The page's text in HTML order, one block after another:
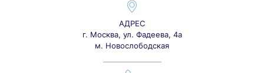
АДРЕС
г. Москва, ул. Фадеева, 4а
м. Новослободская